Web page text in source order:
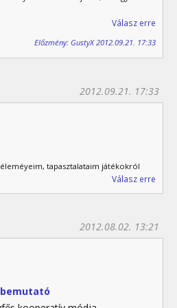
Válasz erre
Előzmény: GustyX 2012.09.21. 17:33
2012.09.21. 17:33
tapasztalataim játékokról
Válasz erre
2012.08.02. 13:21